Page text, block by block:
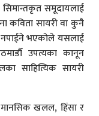
समूदायलाई
कविता सायरी वा कुनै
नपाईने भएकोले यसलाई
उपत्यका कानून
साहित्यिक सायरी
मानसिक खलल, हिंसा र